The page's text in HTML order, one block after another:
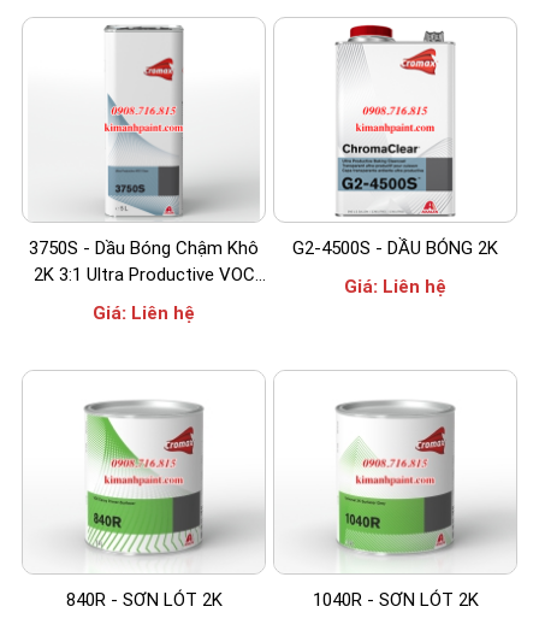
3750S - Dầu Bóng Chậm Khô
2K 3:1 Ultra Productive VOC
Giá: Liên hệ
G2-4500S - DẦU BÓNG 2K
Giá: Liên hệ
840R - SƠN LÓT 2K
1040R - SƠN LÓT 2K